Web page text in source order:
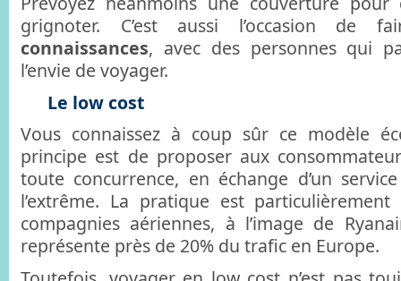
grignoter. C’est aussi l’occasion de
connaissances, avec des personnes qui
l’envie de voyager.
Le low cost
Vous connaissez à coup sûr ce modèle
principe est de proposer aux
toute concurrence, en échange d’un
l’extrême. La pratique est
compagnies aériennes, à l’image de
représente près de 20% du trafic en Europe.